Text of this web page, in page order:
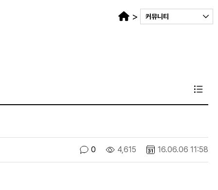
> 커뮤니티
0 4,615 16.06.06 11:58